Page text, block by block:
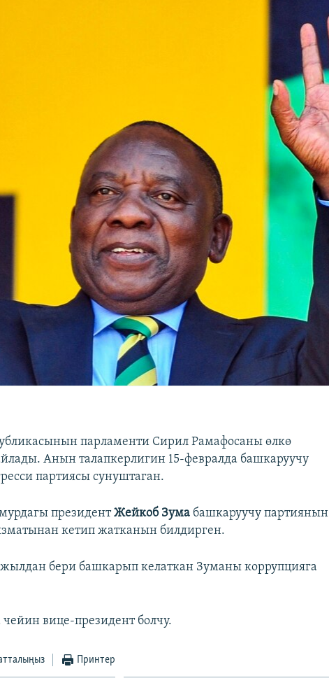
парламенти Сирил Рамафосаны өлкө
Анын талапкерлигин 15-февралда башкаруучу
партиясы сунуштаган.
президентЖейкоб Зума башкаруучу партиянын
кетип жатканын билдирген.
жылдан бери башкарып келаткан Зуманы коррупцияга
вице-президент болчу.
Принтер